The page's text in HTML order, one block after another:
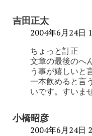
吉田正太
2004年6月24日
ちょっと訂正
文章の最後のへ
う事が嬉しいと
一本飲めると言
いです。すいま
小橋昭彦
2004年6月24日